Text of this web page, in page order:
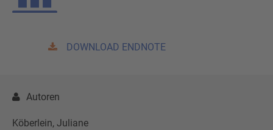
DOWNLOAD ENDNOTE
Autoren
Köberlein, Juliane